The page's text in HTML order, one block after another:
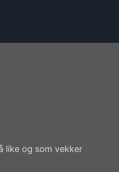
like og som vekker